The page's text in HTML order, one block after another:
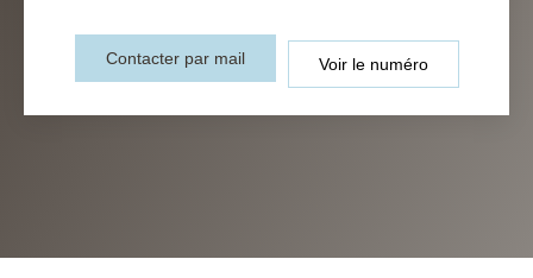
Contacter par mail Voir le numéro